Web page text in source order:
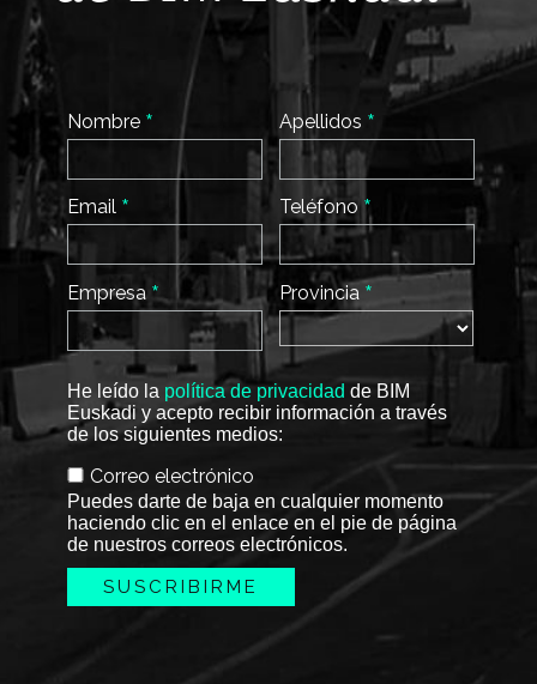
Nombre *
Email *
Empresa *
Apellidos *
Teléfono *
Provincia *
He leído la política de privacidad de BIM
Euskadi y acepto recibir información a través
de los siguientes medios:
Correo electrónico
Puedes darte de baja en cualquier momento
haciendo clic en el enlace en el pie de página
de nuestros correos electrónicos.